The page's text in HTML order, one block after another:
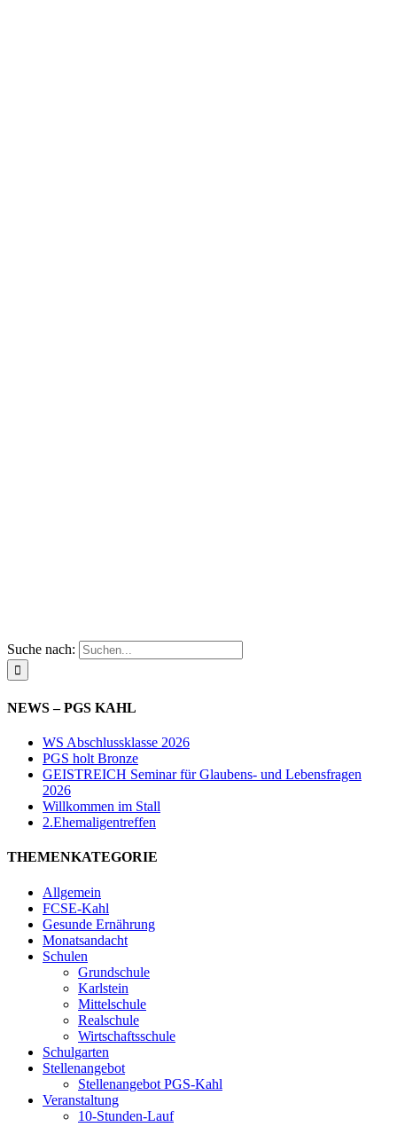
Suche nach:
NEWS – PGS KAHL
WS Abschlussklasse 2026
PGS holt Bronze
GEISTREICH Seminar für Glaubens- und Lebensfragen
2026
Willkommen im Stall
2.Ehemaligentreffen
THEMENKATEGORIE
Allgemein
FCSE-Kahl
Gesunde Ernährung
Monatsandacht
Schulen
Grundschule
Karlstein
Mittelschule
Realschule
Wirtschaftsschule
Schulgarten
Stellenangebot
Stellenangebot PGS-Kahl
Veranstaltung
10-Stunden-Lauf